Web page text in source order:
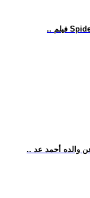
والده أحمد عد